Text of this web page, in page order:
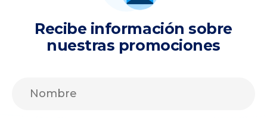
Recibe información sobre
nuestras promociones